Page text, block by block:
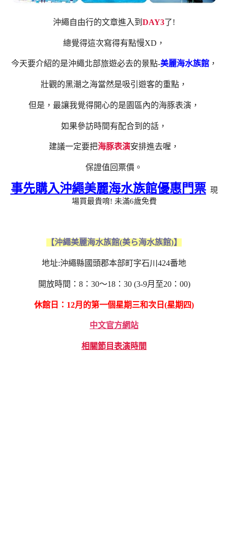
沖繩自由行的文章進入到 DAY3了!
總覺得這次寫得有點慢XD，
今天要介紹的是沖繩北部旅遊必去的景點-美麗海水族館，
壯觀的黑潮之海當然是吸引遊客的重點，
但是，最讓我覺得開心的是園區內的海豚表演，
如果參訪時間有配合到的話，
建議一定要把海豚表演安排進去喔，
保證值回票價。
事先購入沖繩美麗海水族館優惠門票現
場買最貴唷! 未滿6歲免費
【沖繩美麗海水族館(美ら海水族館)】
地址:沖繩縣國頭郡本部町字石川424番地
開放時間：8：30～18：30 (3-9月至20：00)
休館日：12月的第一個星期三和次日(星期四)
中文官方網站
相關節目表演時間